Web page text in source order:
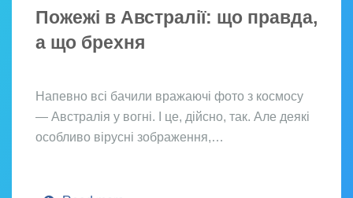
Пожежі в Австралії: що правда,
а що брехня
Напевно всі бачили вражаючі фото з космосу
— Австралія у вогні. І це, дійсно, так. Але деякі
особливо вірусні зображення,…